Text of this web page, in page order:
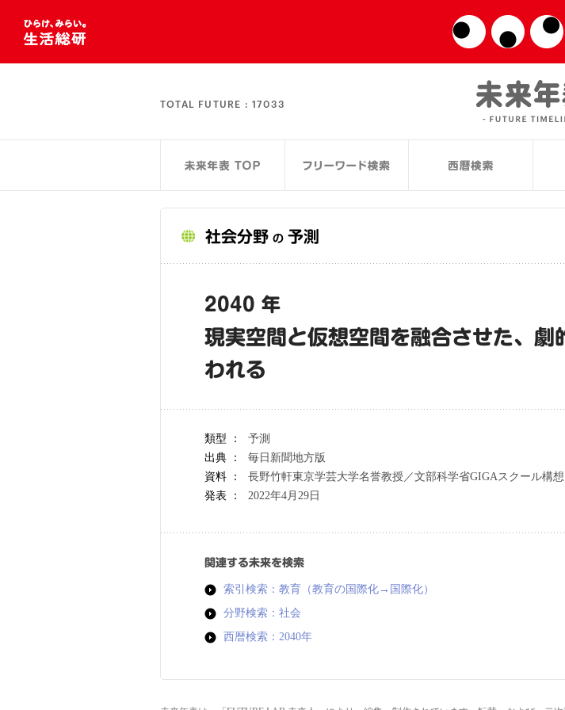
TOTAL FUTURE : 17033
社会分野 の 予測
2040 年
現実空間と仮想空間を融合させた、劇
われる
類型 ：
予測
出典 ：
毎日新聞地方版
資料 ：
長野竹軒東京学芸大学名誉教授／文部科学省GIGAスクール構想
発表 ：
2022年4月29日
関連する未来を検索
索引検索：教育（教育の国際化→国際化）
分野検索：社会
西暦検索：2040年